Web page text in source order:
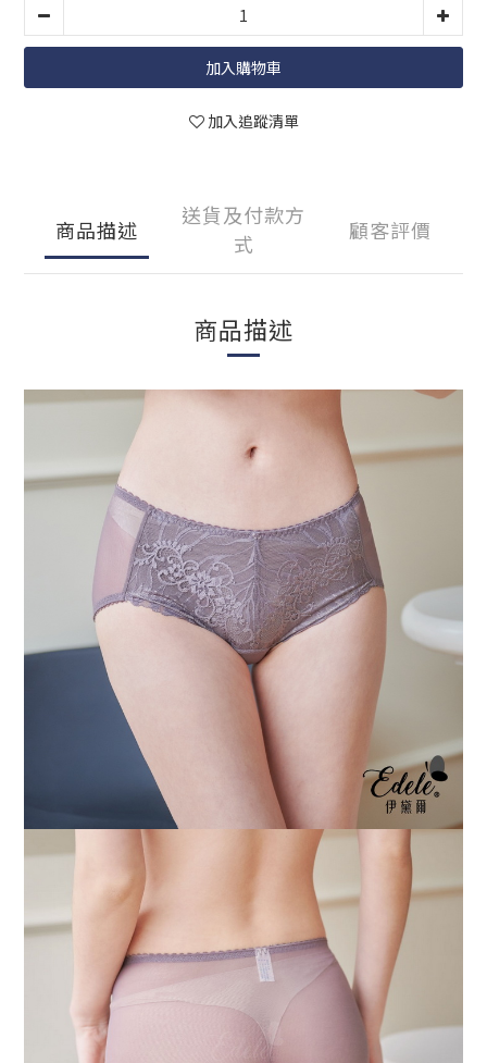
加入購物車
加入追蹤清單
商品描述
送貨及付款方
式
顧客評價
商品描述